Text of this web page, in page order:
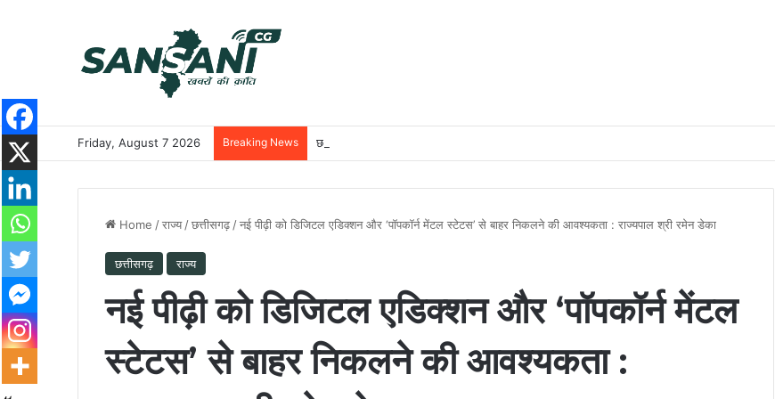
Friday, August 7 2026 Breaking News छत्तीसगढ़ की दो खिलाड़ी भारतीय महिला जूनियर हॉकी टीम में, चीन में होने वाले एशिया कप में दिखाएंगी दम
Home /राज्य /छत्तीसगढ़ /नई पीढ़ी को डिजिटल एडिक्शन और ‘पॉपकॉर्न मेंटल स्टेटस’ से बाहर निकलने की आवश्यकता : राज्यपाल श्री रमेन डेका
छत्तीसगढ़ राज्य
नई पीढ़ी को डिजिटल एडिक्शन और ‘पॉपकॉर्न मेंटल
स्टेटस’ से बाहर निकलने की आवश्यकता :